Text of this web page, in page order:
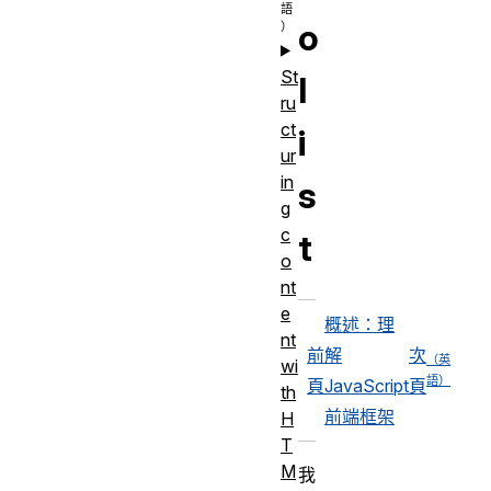
o
l
i
s
t
前
頁
概述：理
解
JavaScript
前端框架
次
頁
我
St
ru
ct
ur
in
g
c
o
nt
e
nt
wi
th
H
T
M